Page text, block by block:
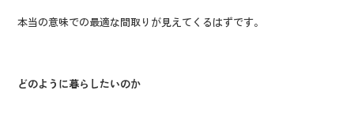
本当の意味での最適な間取りが見えてくるはずです。
どのように暮らしたいのか